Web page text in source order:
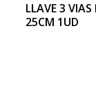
LLAVE 3
25CM 1UD